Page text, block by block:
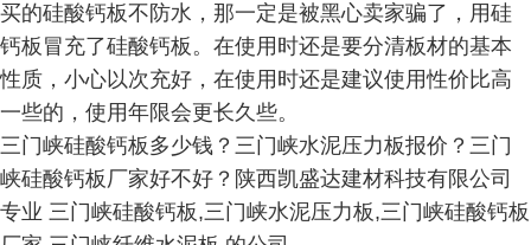
买的硅酸钙板不防水，那一定是被黑心卖家骗了，用硅
钙板冒充了硅酸钙板。在使用时还是要分清板材的基本
性质，小心以次充好，在使用时还是建议使用性价比高
一些的，使用年限会更长久些。
三门峡硅酸钙板多少钱？三门峡水泥压力板报价？三门
峡硅酸钙板厂家好不好？陕西凯盛达建材科技有限公司
专业 三门峡硅酸钙板,三门峡水泥压力板,三门峡硅酸钙板